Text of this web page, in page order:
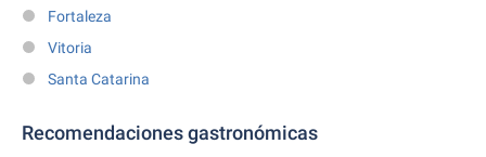
Fortaleza
Vitoria
Santa Catarina
Recomendaciones gastronómicas